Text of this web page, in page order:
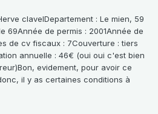
clavelDepartement : Le mien, 59
69Année de permis : 2001Année de
de cv fiscaux : 7Couverture : tiers
annuelle : 46€ (oui oui c'est bien
evidement, pour avoir ce
il y as certaines conditions à